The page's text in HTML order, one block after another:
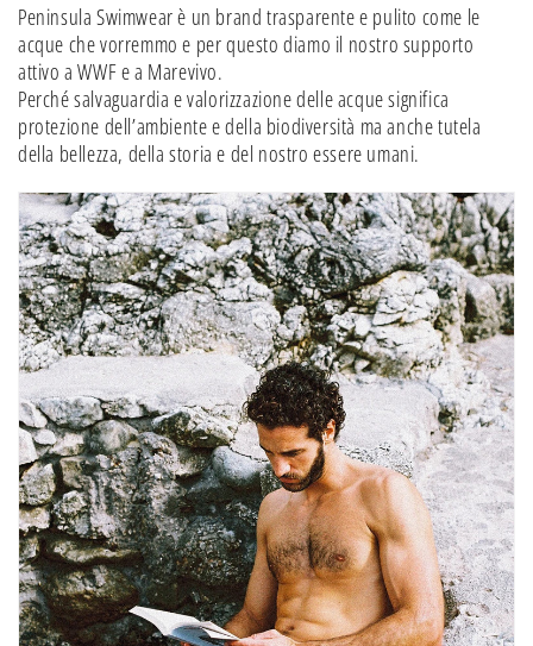
Peninsula Swimwear è un brand trasparente e pulito come le
acque che vorremmo e per questo diamo il nostro supporto
attivo a WWF e a Marevivo.
Perché salvaguardia e valorizzazione delle acque significa
protezione dell’ambiente e della biodiversità ma anche tutela
della bellezza, della storia e del nostro essere umani.